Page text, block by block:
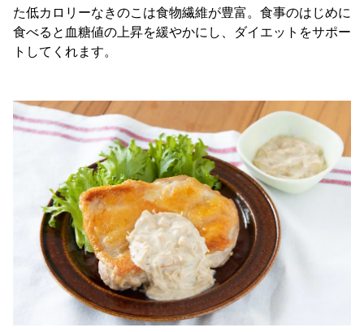
た低カロリーなきのこは食物繊維が豊富。食事のはじめに
食べると血糖値の上昇を緩やかにし、ダイエットをサポー
トしてくれます。